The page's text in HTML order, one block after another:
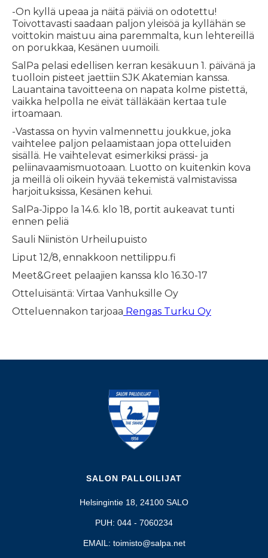
-On kyllä upeaa ja näitä päiviä on odotettu!
Toivottavasti saadaan paljon yleisöä ja kyllähän se
voittokin maistuu aina paremmalta, kun lehtereillä
on porukkaa, Kesänen uumoili.
SalPa pelasi edellisen kerran kesäkuun 1. päivänä ja
tuolloin pisteet jaettiin SJK Akatemian kanssa.
Lauantaina tavoitteena on napata kolme pistettä,
vaikka helpolla ne eivät tälläkään kertaa tule
irtoamaan.
-Vastassa on hyvin valmennettu joukkue, joka
vaihtelee paljon pelaamistaan jopa otteluiden
sisällä. He vaihtelevat esimerkiksi prässi- ja
peliinavaamismuotoaan. Luotto on kuitenkin kova
ja meillä oli oikein hyvää tekemistä valmistavissa
harjoituksissa, Kesänen kehui.
SalPa-Jippo la 14.6. klo 18, portit aukeavat tunti
ennen peliä
Sauli Niinistön Urheilupuisto
Liput 12/8, ennakkoon nettilippu.fi
Meet&Greet pelaajien kanssa klo 16.30-17
Otteluisäntä: Virtaa Vanhuksille Oy
Otteluennakon tarjoaa Rengas Turku Oy
SALON PALLOILIJAT
Helsingintie 18, 24100 SALO
PUH: 044 - 7060234
EMAIL: toimisto@salpa.net